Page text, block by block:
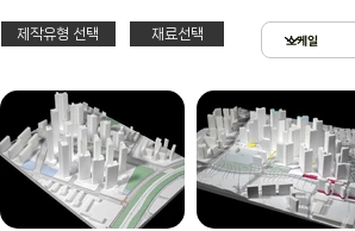
제작유형 선택 재료선택
스치로폴 & 우드락
아크릴 & 3D 프린팅
확대모형
제작유형선택
PT
제출
현상